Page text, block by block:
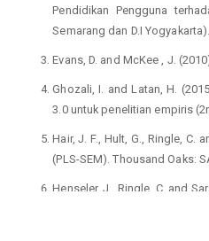
Pendidikan Pengguna
Semarang dan D.I
Evans, D. and McKee , J.
Ghozali, I. and Latan, H.
3.0 untuk penelitian empiris
Hair, J. F., Hult, G., Ringle, C.
(PLS-SEM). Thousand Oaks:
Henseler, J., Ringle, C. and